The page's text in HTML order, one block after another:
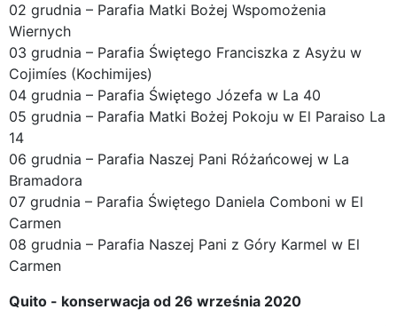
02 grudnia – Parafia Matki Bożej Wspomożenia
Wiernych
03 grudnia – Parafia Świętego Franciszka z Asyżu w
Cojimíes (Kochimijes)
04 grudnia – Parafia Świętego Józefa w La 40
05 grudnia – Parafia Matki Bożej Pokoju w El Paraiso La
14
06 grudnia – Parafia Naszej Pani Różańcowej w La
Bramadora
07 grudnia – Parafia Świętego Daniela Comboni w El
Carmen
08 grudnia – Parafia Naszej Pani z Góry Karmel w El
Carmen
Quito - konserwacja od 26 września 2020